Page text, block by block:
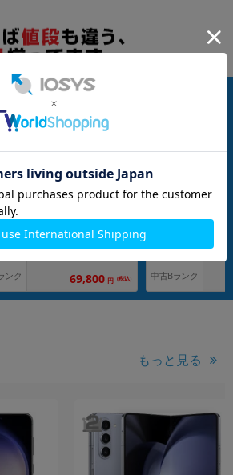
S24 SC-51E 256GB オニキス
ク【docomo版 SIMフリー】
ー：SAMSUNG
: 本体のみ
：218
ンク 69,800 円 (税込)
バイオレット【
発売日：2024/04
在庫数：217
中古Bランク
もっと見る